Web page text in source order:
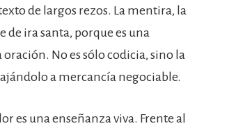
de largos rezos. La mentira, la
de ira santa, porque es una
No es sólo codicia, sino la
a mercancía negociable.
es una enseñanza viva. Frente al